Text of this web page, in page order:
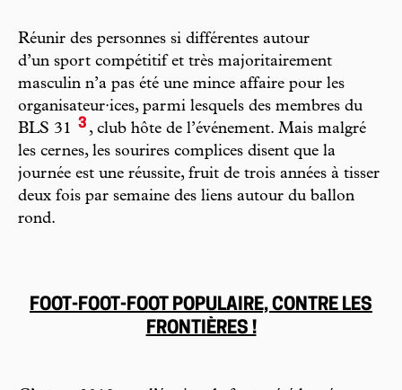
Réunir des personnes si différentes autour
d’un sport compétitif et très majoritairement
masculin n’a pas été une mince affaire pour les
organisateur·ices, parmi lesquels des membres du
BLS 31 3 , club hôte de l’événement. Mais malgré
les cernes, les sourires complices disent que la
journée est une réussite, fruit de trois années à tisser
deux fois par semaine des liens autour du ballon
rond.
FOOT-FOOT-FOOT POPULAIRE, CONTRE LES
FRONTIÈRES !